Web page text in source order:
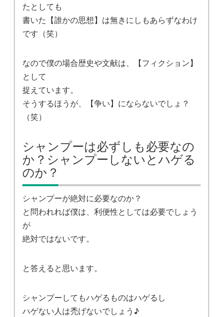
たとしても
書いた【誰かの思想】は無きにしもあらずなわけ
です（笑）
なので僕の場合歴史や文献は、【フィクション】
として
捉えています。
そうするほうが、【争い】にならないでしょ？
（笑）
シャンプーは必ずしも必要なの
か？シャンプーしないとハゲる
のか？
シャンプーが絶対に必要なのか？
と問われれば僕は、利便性としては必要でしょう
が
絶対ではないです。
と答えると思います。
シャンプーしてもハゲるものはハゲるし
ハゲない人は禿げないでしょう♪